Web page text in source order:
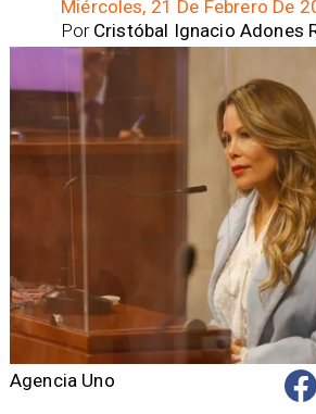
Miércoles, 21 De Febrero De
Cristóbal Ignacio Adones
Por
Agencia Uno